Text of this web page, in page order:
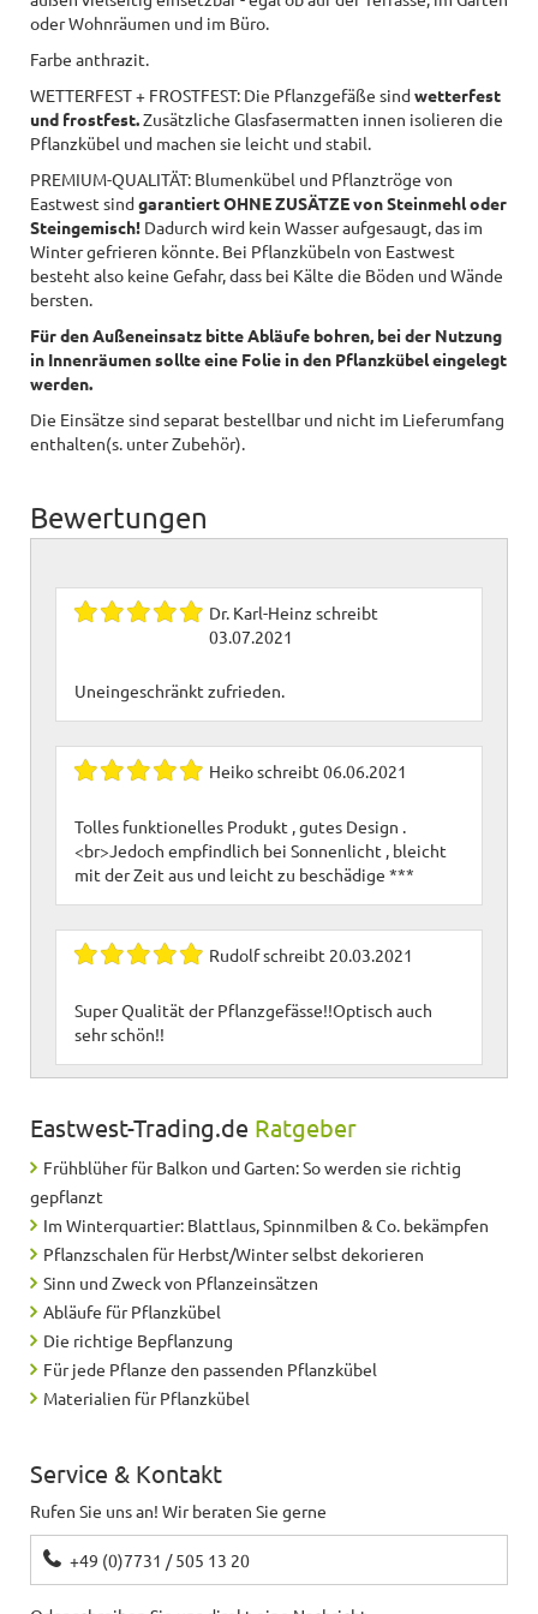
oder Wohnräumen und im Büro.
Farbe anthrazit.
WETTERFEST + FROSTFEST: Die Pflanzgefäße sindwetterfest
und frostfest.Zusätzliche Glasfasermatten innen isolieren die
Pflanzkübel und machen sie leicht und stabil.
PREMIUM-QUALITÄT: Blumenkübel und Pflanztröge von
Eastwest sindgarantiert OHNE ZUSÄTZE von Steinmehl oder
Steingemisch! Dadurch wird kein Wasser aufgesaugt, das im
Winter gefrieren könnte. Bei Pflanzkübeln von Eastwest
besteht also keine Gefahr, dass bei Kälte die Böden und Wände
bersten.
Für den Außeneinsatz bitte Abläufe bohren, bei der Nutzung
in Innenräumen sollte eine Folie in den Pflanzkübel eingelegt
werden.
Die Einsätze sind separat bestellbar und nicht im Lieferumfang
enthalten(s. unter Zubehör).
Bewertungen
Dr. Karl-Heinz schreibt
03.07.2021
Uneingeschränkt zufrieden.
Heikoschreibt 06.06.2021
Tolles funktionelles Produkt , gutes Design .
<br>Jedoch empfindlich bei Sonnenlicht , bleicht
mit der Zeit aus und leicht zu beschädige ***
Rudolfschreibt 20.03.2021
Super Qualität der Pflanzgefässe!!Optisch auch
sehr schön!!
Ich bin mit dem Pflanzkübel sehr zufrieden. Sieht
super aus.
Alexander
Jörgschreibt
Sehr schöner Artikel
Eastwest-Trading.de Ratgeber
Frühblüher für Balkon und Garten: So werden sie richtig
gepflanzt
Im Winterquartier: Blattlaus, Spinnmilben & Co. bekämpfen
Pflanzschalen für Herbst/Winter selbst dekorieren
Sinn und Zweck von Pflanzeinsätzen
Abläufe für Pflanzkübel
Die richtige Bepflanzung
Für jede Pflanze den passenden Pflanzkübel
Materialien für Pflanzkübel
Service & Kontakt
Rufen Sie uns an! Wir beraten Sie gerne
+49 (0)7731 / 505 13 20